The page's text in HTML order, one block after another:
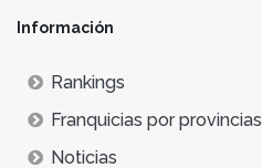
Información
Rankings
Franquicias por provincias
Noticias